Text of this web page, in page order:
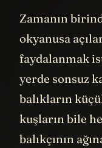
Zamanın
okyanusa
faydalanmak
yerde sonsuz
balıkların
kuşların bile
balıkçının